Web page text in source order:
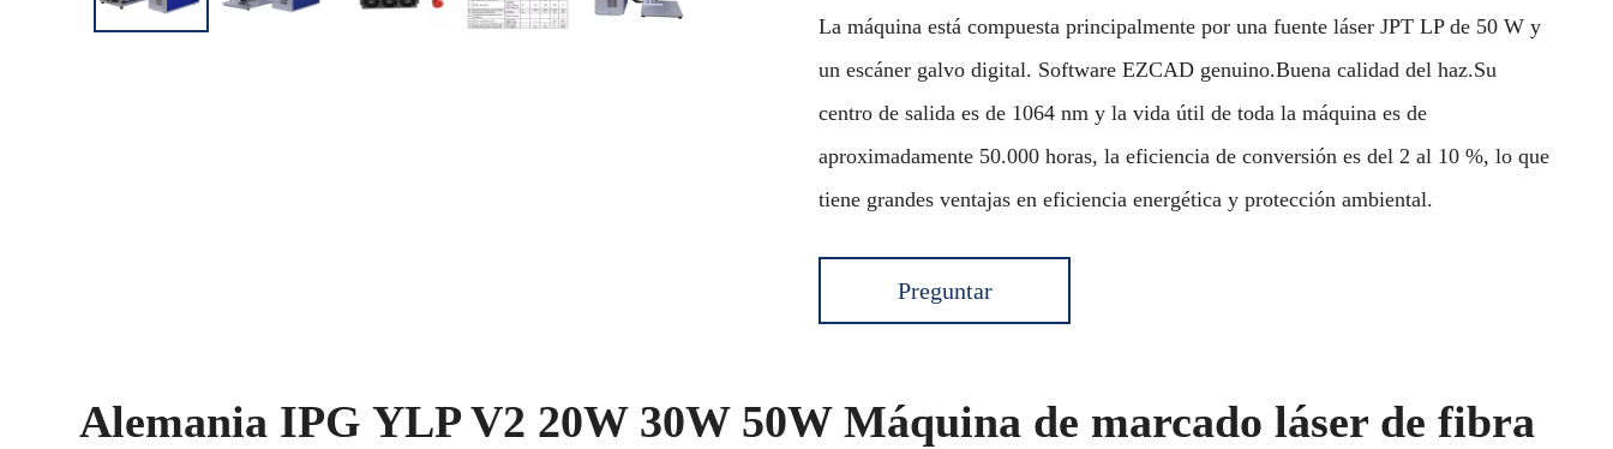
La máquina está compuesta principalmente por una fuente láser JPT LP de 50 W y
un escáner galvo digital. Software EZCAD genuino.Buena calidad del haz.Su
centro de salida es de 1064 nm y la vida útil de toda la máquina es de
aproximadamente 50.000 horas, la eficiencia de conversión es del 2 al 10 %, lo que
tiene grandes ventajas en eficiencia energética y protección ambiental.
Preguntar
Alemania IPG YLP V2 20W 30W 50W Máquina de marcado láser de fibra